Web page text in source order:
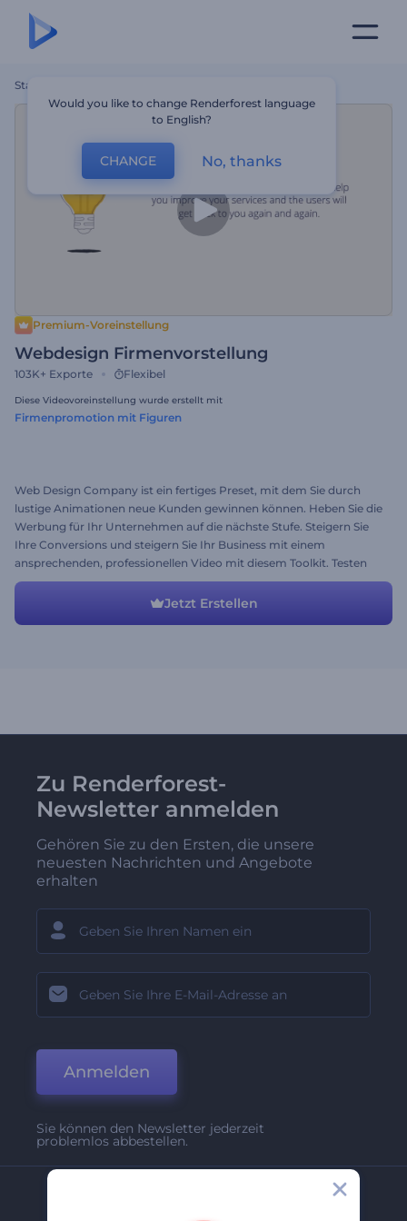
Startseite
Premium-Voreinstellung
Webdesign Firmenvorstellung
103K+ Exporte Flexibel
Diese Videovoreinstellung wurde erstellt mit
Firmenpromotion mit Figuren
Web Design Company ist ein fertiges Preset, mit dem Sie durch
lustige Animationen neue Kunden gewinnen können. Heben Sie die
Werbung für Ihr Unternehmen auf die nächste Stufe. Steigern Sie
Ihre Conversions und steigern Sie Ihr Business mit einem
ansprechenden, professionellen Video mit diesem Toolkit. Testen
Sie noch heute das beste Werbevideo für Unternehmen!
Jetzt Erstellen
Zu Renderforest-
Newsletter anmelden
Gehören Sie zu den Ersten, die unsere
neuesten Nachrichten und Angebote
erhalten
Anmelden
Sie können den Newsletter jederzeit
problemlos abbestellen.
Would you like to change Renderforest language
to English?
CHANGE No, thanks